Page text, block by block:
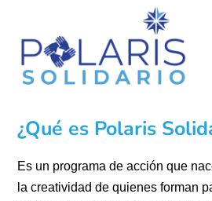
¿Qué es Polaris
Es un programa de acción que
la creatividad de quienes forman